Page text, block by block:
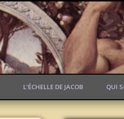
L’ÉCHELLE DE JACOB QUI